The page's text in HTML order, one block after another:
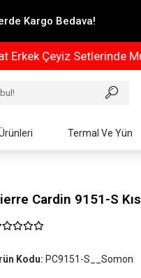
Kargo Bedava!
Setlerinde
Termal Ve Yün
Cardin 9151-S
Kodu: PC9151-S__Somon